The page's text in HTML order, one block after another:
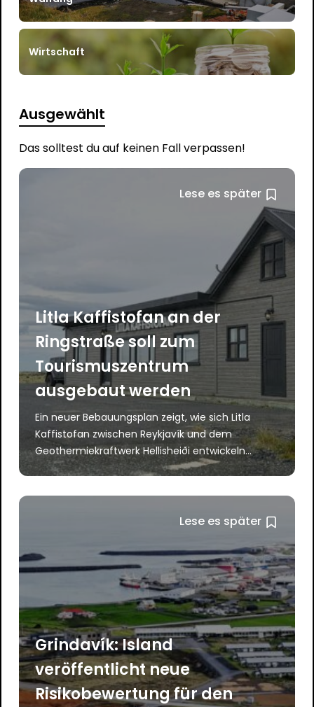
Wirtschaft
Ausgewählt
Das solltest du auf keinen Fall verpassen!
Lese es später
Litla Kaffistofan an der
Ringstraße soll zum
Tourismuszentrum
ausgebaut werden
Ein neuer Bebauungsplan zeigt, wie sich Litla
Kaffistofan zwischen Reykjavík und dem
Geothermiekraftwerk Hellisheiði entwickeln...
Lese es später
Grindavík: Island
veröffentlicht neue
Risikobewertung für den